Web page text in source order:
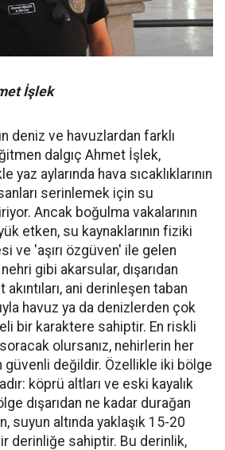
İşlek
deniz ve havuzlardan farklı
dalgıç Ahmet İşlek,
aylarında hava sıcaklıklarının
serinlemek için su
Ancak boğulma vakalarının
etken, su kaynaklarının fiziki
ve 'aşırı özgüven' ile gelen
gibi akarsular, dışarıdan
ani derinleşen taban
havuz ya da denizlerden çok
bir karaktere sahiptir. En riskli
olursanız, nehirlerin her
güvenli değildir. Özellikle iki bölge
köprü altları ve eski kayalık
dışarıdan ne kadar durağan
suyun altında yaklaşık 15-20
derinliğe sahiptir. Bu derinlik,